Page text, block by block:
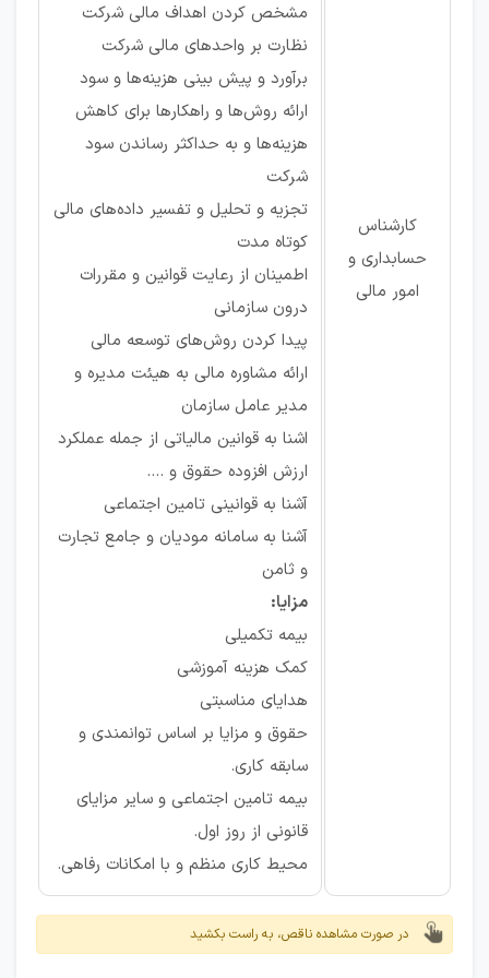
کارشناس
حسابداری و
امور مالی
مشخص کردن اهداف مالی شرکت
نظارت بر واحدهای مالی شرکت
برآورد و پیش بینی هزینه‌ها و سود
ارائه روش‌ها و راهکارها برای کاهش
هزینه‌ها و به حداکثر رساندن سود
شرکت
تجزیه و تحلیل و تفسیر داده‌های مالی
کوتاه مدت
اطمینان از رعایت قوانین و مقررات
درون سازمانی
پیدا کردن روش‌های توسعه مالی
ارائه مشاوره مالی به هیئت مدیره و
مدیر عامل سازمان
اشنا به قوانین مالیاتی از جمله عملکرد
ارزش افزوده حقوق و ....
آشنا به قوانینی تامین اجتماعی
آشنا به سامانه مودیان و جامع تجارت
و ثامن
مزایا:
بیمه تکمیلی
کمک هزینه آموزشی
هدایای مناسبتی
حقوق و مزایا بر اساس توانمندی و
سابقه کاری.
بیمه تامین اجتماعی و سایر مزایای
قانونی از روز اول.
محیط کاری منظم و با امکانات رفاهی.
در صورت مشاهده ناقص، به راست بکشید